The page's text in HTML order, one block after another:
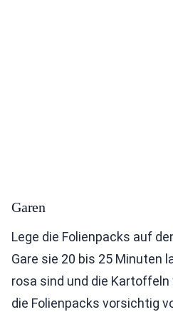
Garen
Lege die Folienpacks auf
Gare sie 20 bis 25 Minuten
rosa sind und die
die Folienpacks vorsichtig